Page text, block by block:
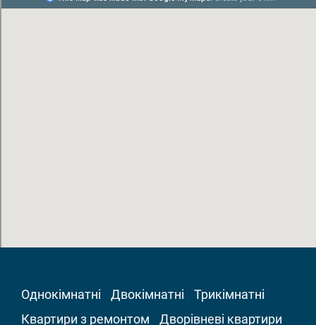
Однокімнатні Двокімнатні
Трикімнатні
Квартири з ремонтом
Дворівневі квартири